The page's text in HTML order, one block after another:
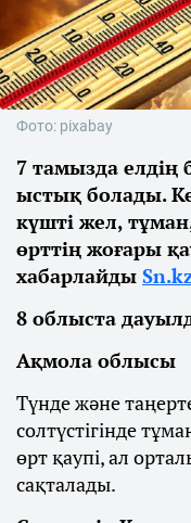
Фото: pixabay
7 тамызда елдің
ыстық болады.
күшті жел,
өрттің жоғары
хабарлайды
8 облыста
Ақмола облысы
Түнде және
солтүстігінде
өрт қаупі, ал
сақталады.